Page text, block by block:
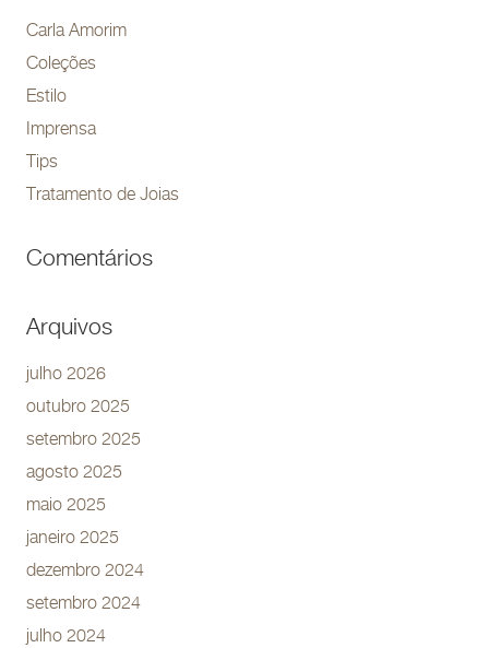
Carla Amorim
Coleções
Estilo
Imprensa
Tips
Tratamento de Joias
Comentários
Arquivos
julho 2026
outubro 2025
setembro 2025
agosto 2025
maio 2025
janeiro 2025
dezembro 2024
setembro 2024
julho 2024